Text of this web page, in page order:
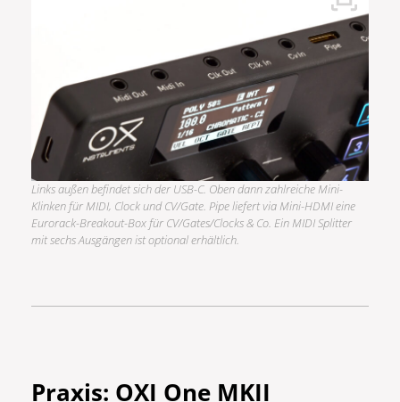
Links außen befindet sich der USB-C. Oben dann zahlreiche Mini-
Klinken für MIDI, Clock und CV/Gate. Pipe liefert via Mini-HDMI eine
Eurorack-Breakout-Box für CV/Gates/Clocks & Co. Ein MIDI Splitter
mit sechs Ausgängen ist optional erhältlich.
Praxis: OXI One MKII